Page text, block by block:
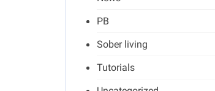
PB
Sober living
Tutorials